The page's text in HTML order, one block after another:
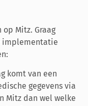
op Mitz. Graag
implementatie
komt van een
gegevens via
Mitz dan wel welke